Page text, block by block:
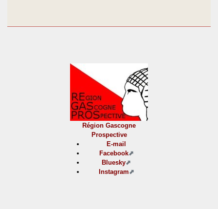
Région Gascogne
Prospective
E-mail
Facebook
Bluesky
Instagram